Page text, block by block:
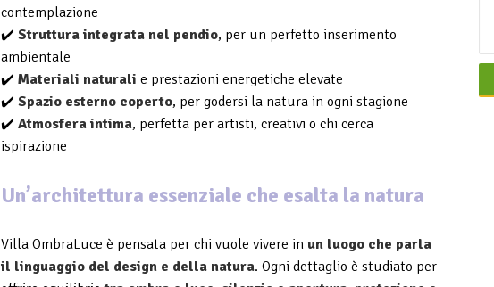
contemplazione
✔️ Struttura integrata nel pendio, per un perfetto inserimento
ambientale
✔️ Materiali naturali e prestazioni energetiche elevate
✔️ Spazio esterno coperto, per godersi la natura in ogni stagione
✔️ Atmosfera intima, perfetta per artisti, creativi o chi cerca
ispirazione
Un’architettura essenziale che esalta la natura
Villa OmbraLuce è pensata per chi vuole vivere in un luogo che parla
il linguaggio del design e della natura. Ogni dettaglio è studiato per